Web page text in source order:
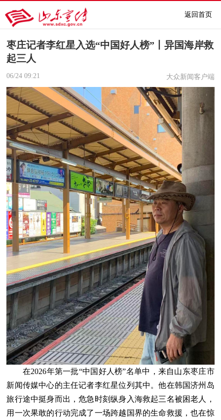
返回首页
枣庄记者李红星入选“中国好人榜”丨异国海岸救
起三人
06/24 09:21 大众新闻客户端
在2026年第一批“中国好人榜”名单中，来自山东枣庄市
新闻传媒中心的主任记者李红星位列其中。他在韩国济州岛
旅行途中挺身而出，危急时刻纵身入海救起三名被困老人，
用一次果敢的行动完成了一场跨越国界的生命救援，也在惊